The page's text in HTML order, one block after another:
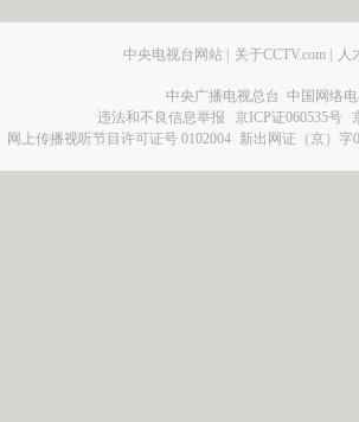
中央电视台网站 关于CCTV.com 人
中央广播电视总台 中国网络
违法和不良信息举报
京ICP证060535号
网上传播视听节目许可证号 0102004 新出网证（京）